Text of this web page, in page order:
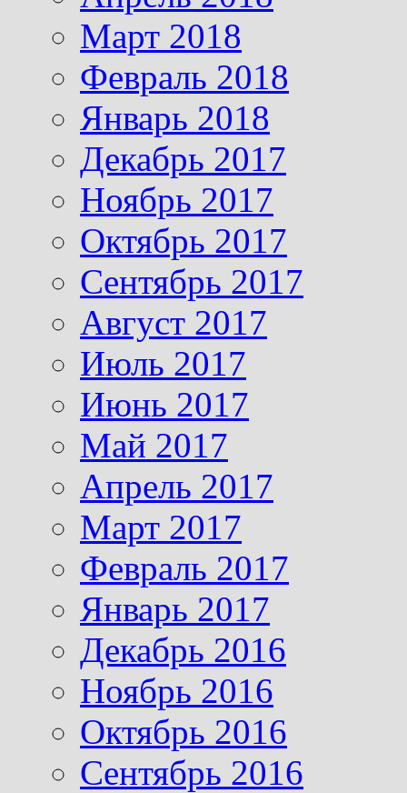
Март 2018
Февраль 2018
Январь 2018
Декабрь 2017
Ноябрь 2017
Октябрь 2017
Сентябрь 2017
Август 2017
Июль 2017
Июнь 2017
Май 2017
Апрель 2017
Март 2017
Февраль 2017
Январь 2017
Декабрь 2016
Ноябрь 2016
Октябрь 2016
Сентябрь 2016